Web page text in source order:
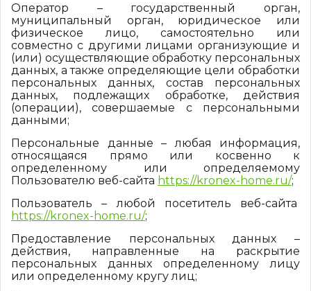
Оператор – государственный орган,
муниципальный орган, юридическое или
физическое лицо, самостоятельно или
совместно с другими лицами организующие и
(или) осуществляющие обработку персональных
данных, а также определяющие цели обработки
персональных данных, состав персональных
данных, подлежащих обработке, действия
(операции), совершаемые с персональными
данными;
Персональные данные – любая информация,
относящаяся прямо или косвенно к
определенному или определяемому
Пользователю веб-сайта https://kronex-home.ru/;
Пользователь – любой посетитель веб-сайта
https://kronex-home.ru/;
Предоставление персональных данных –
действия, направленные на раскрытие
персональных данных определенному лицу
или определенному кругу лиц;